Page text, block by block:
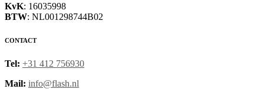
KvK: 16035998
BTW: NL001298744B02
CONTACT
Tel: +31 412 756930
Mail: info@flash.nl